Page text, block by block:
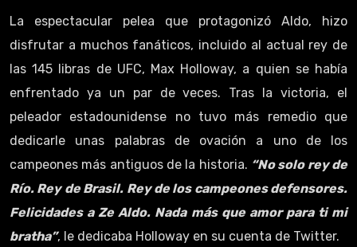
La espectacular pelea que protagonizó Aldo, hizo
disfrutar a muchos fanáticos, incluido al actual rey de
las 145 libras de UFC, Max Holloway, a quien se había
enfrentado ya un par de veces. Tras la victoria, el
peleador estadounidense no tuvo más remedio que
dedicarle unas palabras de ovación a uno de los
campeones más antiguos de la historia. “No solo rey de
Río. Rey de Brasil. Rey de los campeones defensores.
Felicidades a Ze Aldo. Nada más que amor para ti mi
bratha”, le dedicaba Holloway en su cuenta de Twitter.